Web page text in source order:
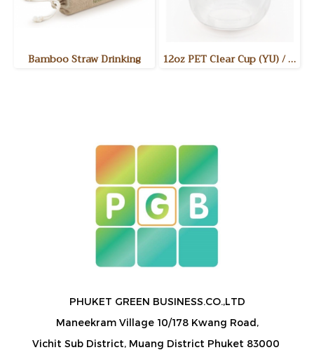
Bamboo Straw Drinking 12oz PET Clear Cup (YU) / แก้วพลาสติกใส PET 12 ออนซ์ รุ่น YU ขนาดสินค้า : Dia. 90mm 50ชิ้น/แพค 1,000 ชิ้น/ลัง
PHUKET GREEN BUSINESS.CO.,LTD
Maneekram Village 10/178 Kwang Road,
Vichit Sub District, Muang District Phuket 83000